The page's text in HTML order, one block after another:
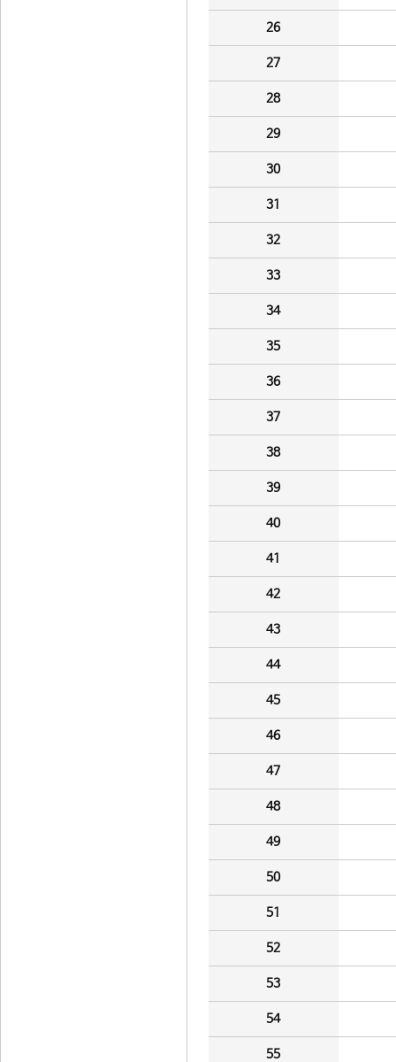
26
27
28
29
30
31
32
33
34
35
36
37
38
39
40
41
42
43
44
45
46
47
48
49
50
51
52
53
54
55